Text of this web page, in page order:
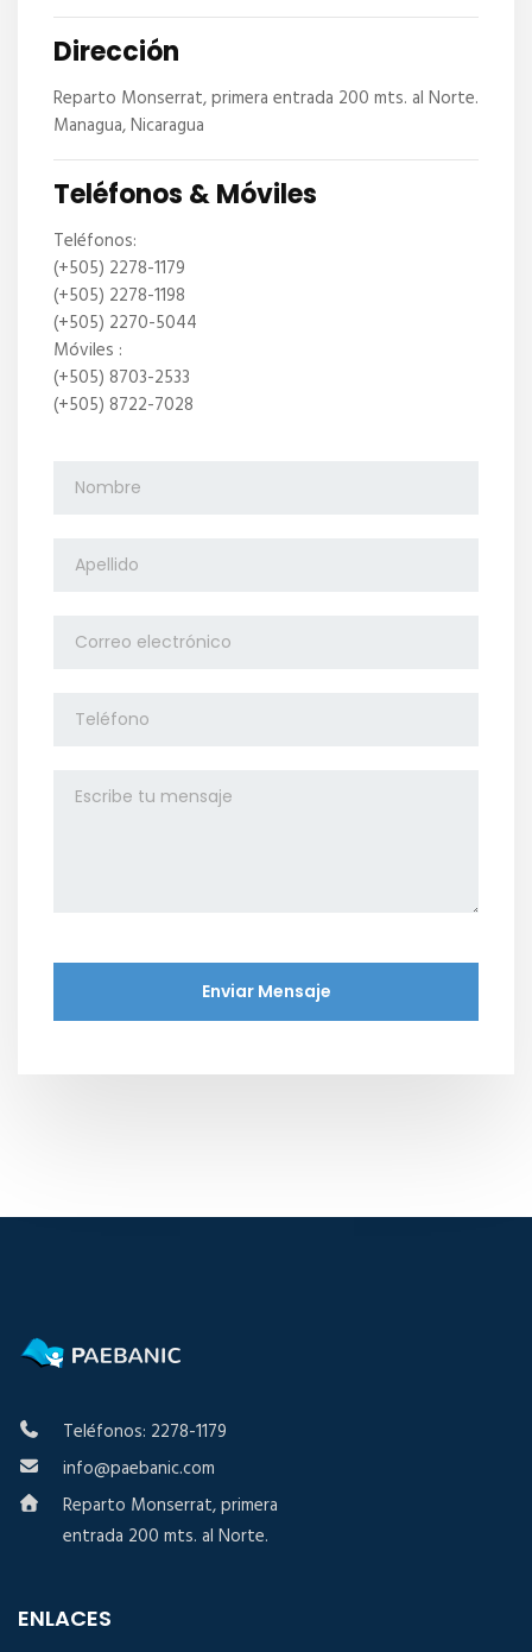
Dirección
Reparto Monserrat, primera entrada 200 mts. al Norte.
Managua, Nicaragua
Teléfonos & Móviles
Teléfonos:
(+505) 2278-1179
(+505) 2278-1198
(+505) 2270-5044
Móviles :
(+505) 8703-2533
(+505) 8722-7028
Teléfonos: 2278-1179
info@paebanic.com
Reparto Monserrat, primera
entrada 200 mts. al Norte.
ENLACES